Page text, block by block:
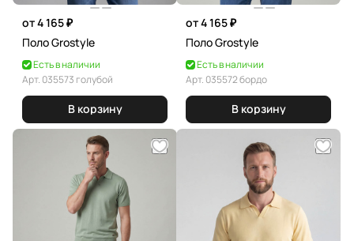
от 4 165 ₽
Поло Grostyle
Есть в наличии
Арт. 035573 голубой
В корзину
от 4 165 ₽
Поло Grostyle
Есть в наличии
Арт. 035572 бордо
В корзину